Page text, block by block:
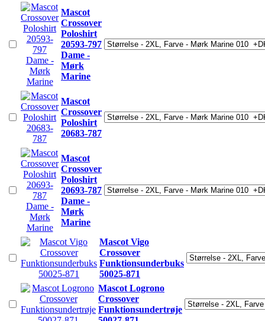
Mascot
Crossover
Poloshirt
20593-797
Dame -
Mørk
Marine
Mascot
Crossover
Poloshirt
20683-787
Mascot
Crossover
Poloshirt
20693-787
Dame -
Mørk
Marine
Mascot Vigo
Crossover
Funktionsunderbuks
50025-871
Mascot Logrono
Crossover
Funktionsundertrøje